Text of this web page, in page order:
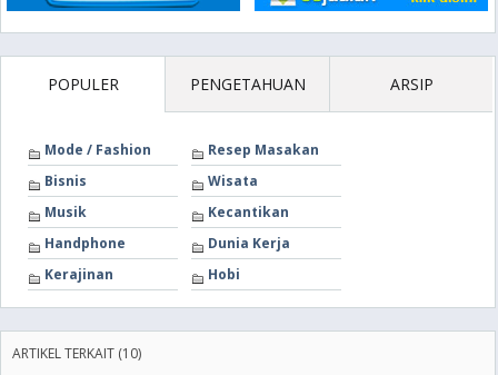
POPULER PENGETAHUAN ARSIP
Mode / Fashion
Resep Masakan
Bisnis
Wisata
Musik
Kecantikan
Handphone
Dunia Kerja
Kerajinan
Hobi
ARTIKEL TERKAIT (10)